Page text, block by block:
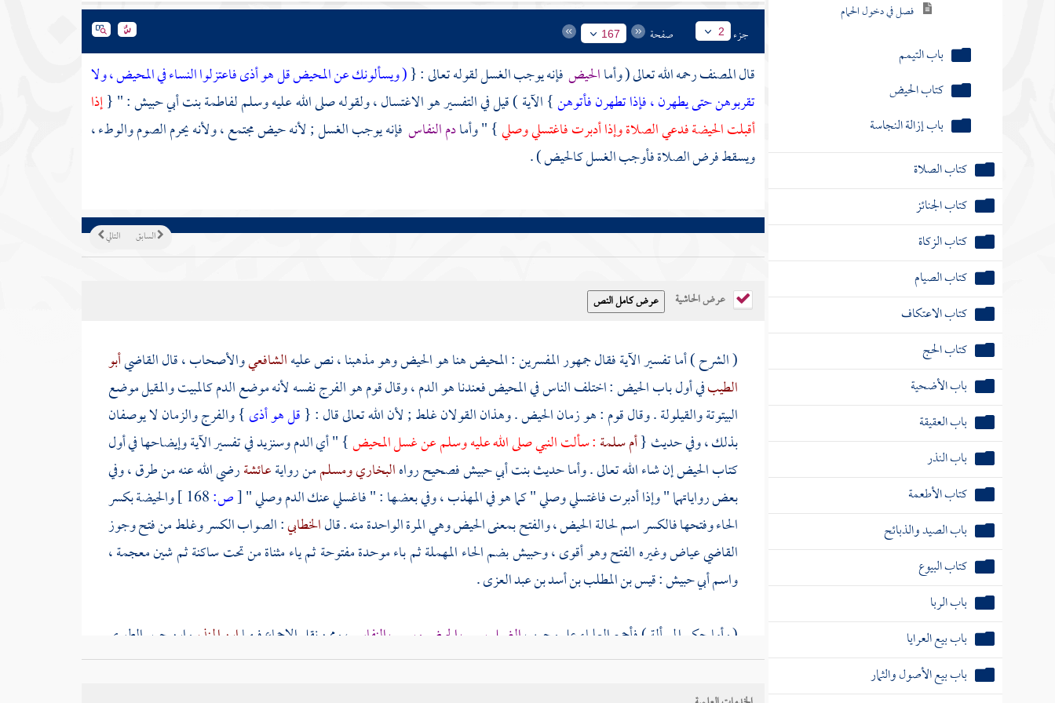
فصل في دخول الحمام
باب التيمم
كتاب الحيض
باب إزالة النجاسة
كتاب الصلاة
كتاب الجنائز
كتاب الزكاة
كتاب الصيام
كتاب الاعتكاف
كتاب الحج
باب الأضحية
باب العقيقة
باب النذر
كتاب الأطعمة
باب الصيد والذبائح
كتاب البيوع
باب الربا
باب بيع العرايا
باب بيع الأصول والثمار
جزء 2 صفحة 167
قالالمصنفرحمه الله تعالى ( وأماالحيضفإنه يوجب الغسل لقوله تعالى : {( ويسألونك عن المحيض قل هو أذى فاعتزلوا النساء في المحيض ، ولا
تقربوهن حتى يطهرن ، فإذا تطهرن فأتوهن} الآية ) قيل في التفسير هو الاغتسال ، ولقوله صلى الله عليه وسلملفاطمة بنت أبي حبيش: " {إذا
أقبلت الحيضة فدعي الصلاة وإذا أدبرت فاغتسلي وصلي} " وأمادم النفاس فإنه يوجب الغسل ; لأنه حيض مجتمع ، ولأنه يحرم الصوم والوطء ،
ويسقط فرض الصلاة فأوجب الغسل كالحيض ) .
التالي السابق
عرض الحاشية
( الشرح ) أما تفسير الآية فقال جمهور المفسرين : المحيض هنا هو الحيض وهو مذهبنا ، نص عليهالشافعيوالأصحاب ، قال القاضيأبو
الطيبفي أول باب الحيض : اختلف الناس في المحيض فعندنا هو الدم ، وقال قوم هو الفرج نفسه لأنه موضع الدم كالمبيت والمقيل موضع
البيتوتة والقيلولة . وقال قوم : هو زمان الحيض . وهذان القولان غلط ; لأن الله تعالى قال : {قل هو أذى} والفرج والزمان لا يوصفان
بذلك ، وفي حديث {أم سلمة: سألت النبي صلى الله عليه وسلم عن غسل المحيض} " أي الدم وسنزيد في تفسير الآية وإيضاحها في أول
كتاب الحيض إن شاء الله تعالى . وأما حديثبنت أبي حبيشفصحيح رواهالبخاريومسلممن روايةعائشةرضي الله عنه من طرق ، وفي
بعض رواياتهما " وإذا أدبرت فاغتسلي وصلي " كما هو في المهذب ، وفي بعضها : " فاغسلي عنك الدم وصلي "[ص:
والحيضة بكسر
الحاء وفتحها فالكسر اسم لحالة الحيض ، والفتح بمعنى الحيض وهي المرة الواحدة منه . قالالخطابي: الصواب الكسر وغلط من فتح وجوز
القاضيعياضوغيره الفتح وهو أقوى ،وحبيشبضم الحاء المهملة ثم باء موحدة مفتوحة ثم ياء مثناة من تحت ساكنة ثم شين معجمة ،
واسمأبي حبيش : قيس بن المطلب بن أسد بن عبد العزى.
( وأما حكم المسألة ) فأجمع العلماء على وجوبالغسل بسبب الحيض وبسبب النفاس ، وممن نقل الإجماع فيهماابن المنذر وابن جرير الطبري
وآخرون ، وذكرالمصنفدليلهما ، ووجه الدلالة من الآية أنه يلزمها تمكين الزوج من الوطء ، ولا يجوز ذلك إلا بالغسل ، وما لا يتم الواجب
إلا به فهو واجب . واختلف أصحابنا في وقت وجوبه فقال القاضي